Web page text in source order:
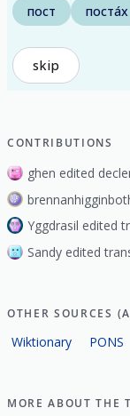
пост
поста́х
skip
CONTRIBUTIONS
ghen edited
Yggdrasil edited
Sandy edited
OTHER SOURCES
Wiktionary PONS
MORE ABOUT THE